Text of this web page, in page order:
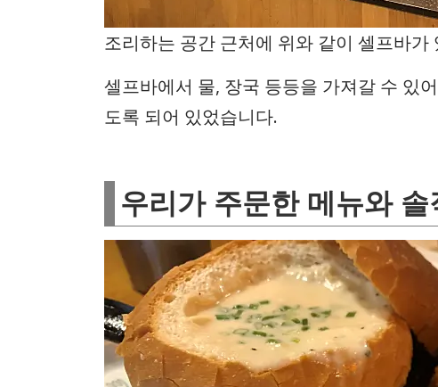
조리하는 공간 근처에 위와 같이 셀프바가
셀프바에서 물, 장국 등등을 가져갈 수 있
도록 되어 있었습니다.
우리가 주문한 메뉴와 솔